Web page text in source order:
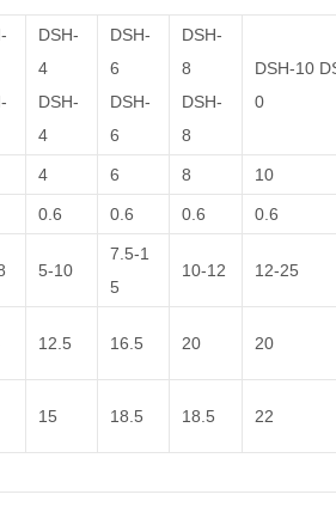
DSH-
4
DSH-
4
DSH-
6
DSH-
6
DSH-
8
DSH-
8
DSH-10
0
4 6 8 10
0.6 0.6 0.6 0.6
5-10
7.5-1
5
10-12 12-25
12.5 16.5 20 20
15 18.5 18.5 22